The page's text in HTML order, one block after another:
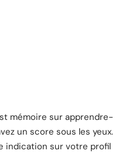
mémoire sur apprendre-
un score sous les yeux.
indication sur votre profil